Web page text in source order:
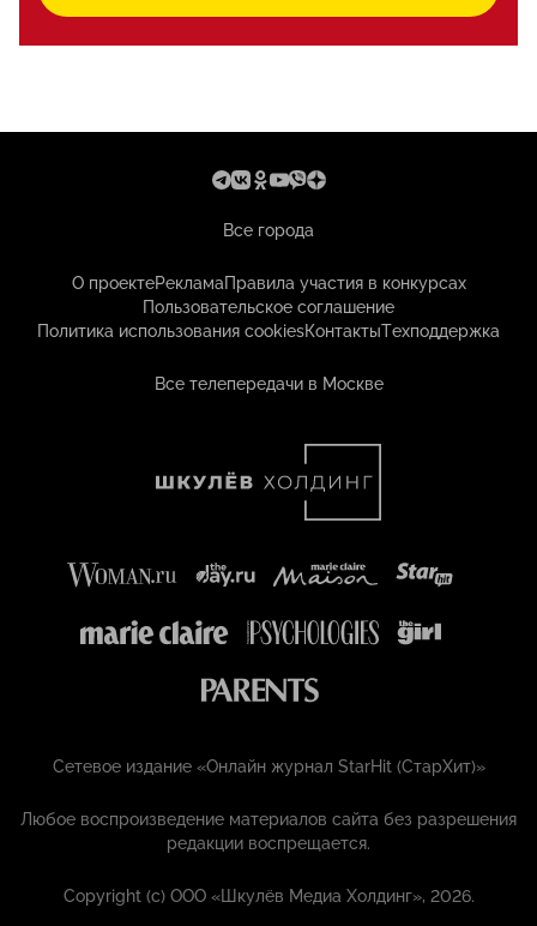
Все города
О проектеРекламаПравила участия в конкурсах
Пользовательское соглашение
Политика использования cookiesКонтактыТехподдержка
Все телепередачи в Москве
Сетевое издание «Онлайн журнал StarHit (СтарХит)»
Любое воспроизведение материалов сайта без разрешения
редакции воспрещается.
Copyright (с) ООО «Шкулёв Медиа Холдинг», 2026.